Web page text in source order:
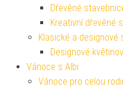
Dřevěné
Kreativní dřevěné
Klasické a designové
Designové
Vánoce s Albi
Vánoce pro celou